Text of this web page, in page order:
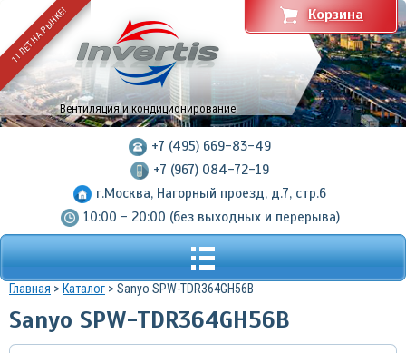
11 ЛЕТ НА РЫНКЕ!
Вентиляция и кондиционирование
+7 (495) 669-83-49
+7 (967) 084-72-19
г.Москва, Нагорный проезд, д.7, стр.6
10:00 - 20:00 (без выходных и перерыва)
Корзина
Главная > Каталог > Sanyo SPW-TDR364GH56B
Sanyo SPW-TDR364GH56B